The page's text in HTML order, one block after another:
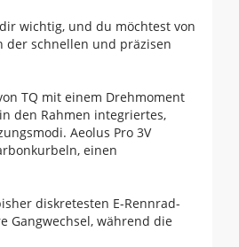
wichtig, und du möchtest von
der schnellen und präzisen
TQ mit einem Drehmoment
den Rahmen integriertes,
Aeolus Pro 3V
einen
diskretesten E-Rennrad-
Gangwechsel, während die